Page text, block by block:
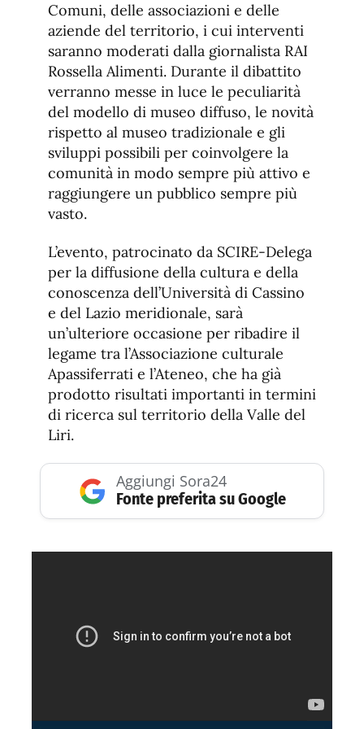
Comuni, delle associazioni e delle
aziende del territorio, i cui interventi
saranno moderati dalla giornalista RAI
Rossella Alimenti. Durante il dibattito
verranno messe in luce le peculiarità
del modello di museo diffuso, le novità
rispetto al museo tradizionale e gli
sviluppi possibili per coinvolgere la
comunità in modo sempre più attivo e
raggiungere un pubblico sempre più
vasto.
L’evento, patrocinato da SCIRE-Delega
per la diffusione della cultura e della
conoscenza dell’Università di Cassino
e del Lazio meridionale, sarà
un’ulteriore occasione per ribadire il
legame tra l’Associazione culturale
Apassiferrati e l’Ateneo, che ha già
prodotto risultati importanti in termini
di ricerca sul territorio della Valle del
Liri.
Aggiungi Sora24
Fonte preferita su Google